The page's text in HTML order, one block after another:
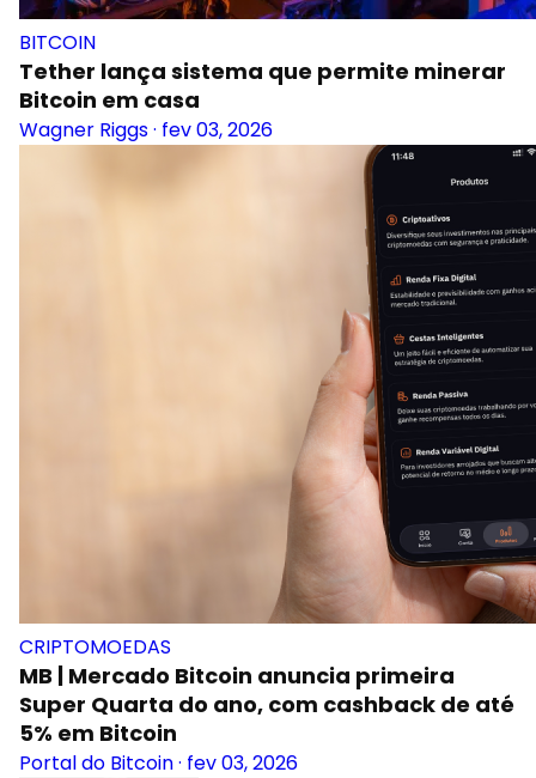
BITCOIN
Tether lança sistema que permite minerar
Bitcoin em casa
Wagner Riggs· fev 03, 2026
CRIPTOMOEDAS
MB | Mercado Bitcoin anuncia primeira
Super Quarta do ano, com cashback de até
5% em Bitcoin
Portal do Bitcoin· fev 03, 2026